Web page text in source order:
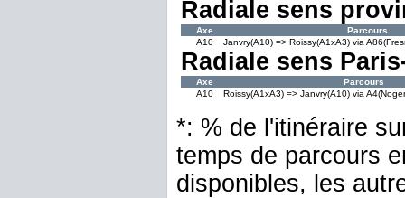
Radiale sens
Axe
Parcours
A10
Janvry(A10) => Roissy(A1xA3) via
Radiale sens
Axe
Parcours
A10
Roissy(A1xA3) => Janvry(A10) via
*: % de l'itinéraire
temps de parcours
disponibles, les